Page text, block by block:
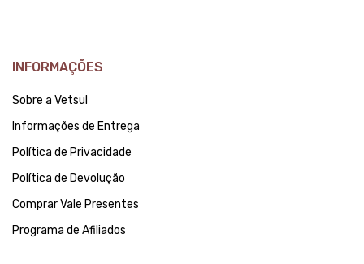
INFORMAÇÕES
Sobre a Vetsul
Informações de Entrega
Política de Privacidade
Política de Devolução
Comprar Vale Presentes
Programa de Afiliados